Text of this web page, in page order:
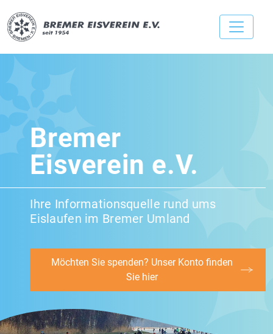
Bremer
Eisverein e.V.
Ihre Informationsquelle rund ums
Eislaufen im Bremer Umland
Möchten Sie spenden? Unser Konto finden
Sie hier